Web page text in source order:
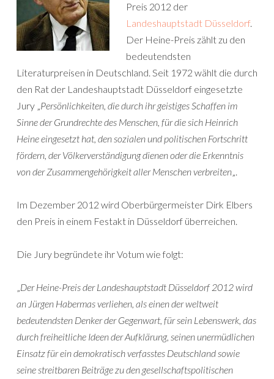
Preis 2012 der
Landeshauptstadt Düsseldorf.
Der Heine-Preis zählt zu den
bedeutendsten
Literaturpreisen in Deutschland. Seit 1972 wählt die durch
den Rat der Landeshauptstadt Düsseldorf eingesetzte
Jury „Persönlichkeiten, die durch ihr geistiges Schaffen im
Sinne der Grundrechte des Menschen, für die sich Heinrich
Heine eingesetzt hat, den sozialen und politischen Fortschritt
fördern, der Völkerverständigung dienen oder die Erkenntnis
von der Zusammengehörigkeit aller Menschen verbreiten„.
Im Dezember 2012 wird Oberbürgermeister Dirk Elbers
den Preis in einem Festakt in Düsseldorf überreichen.
Die Jury begründete ihr Votum wie folgt:
„Der Heine-Preis der Landeshauptstadt Düsseldorf 2012 wird
an Jürgen Habermas verliehen, als einen der weltweit
bedeutendsten Denker der Gegenwart, für sein Lebenswerk, das
durch freiheitliche Ideen der Aufklärung, seinen unermüdlichen
Einsatz für ein demokratisch verfasstes Deutschland sowie
seine streitbaren Beiträge zu den gesellschaftspolitischen